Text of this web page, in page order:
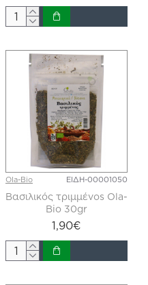
Ola-Bio ΕΙΔΗ-00001050
Βασιλικός τριμμένοs Ola-
Bio 30gr
1,90€